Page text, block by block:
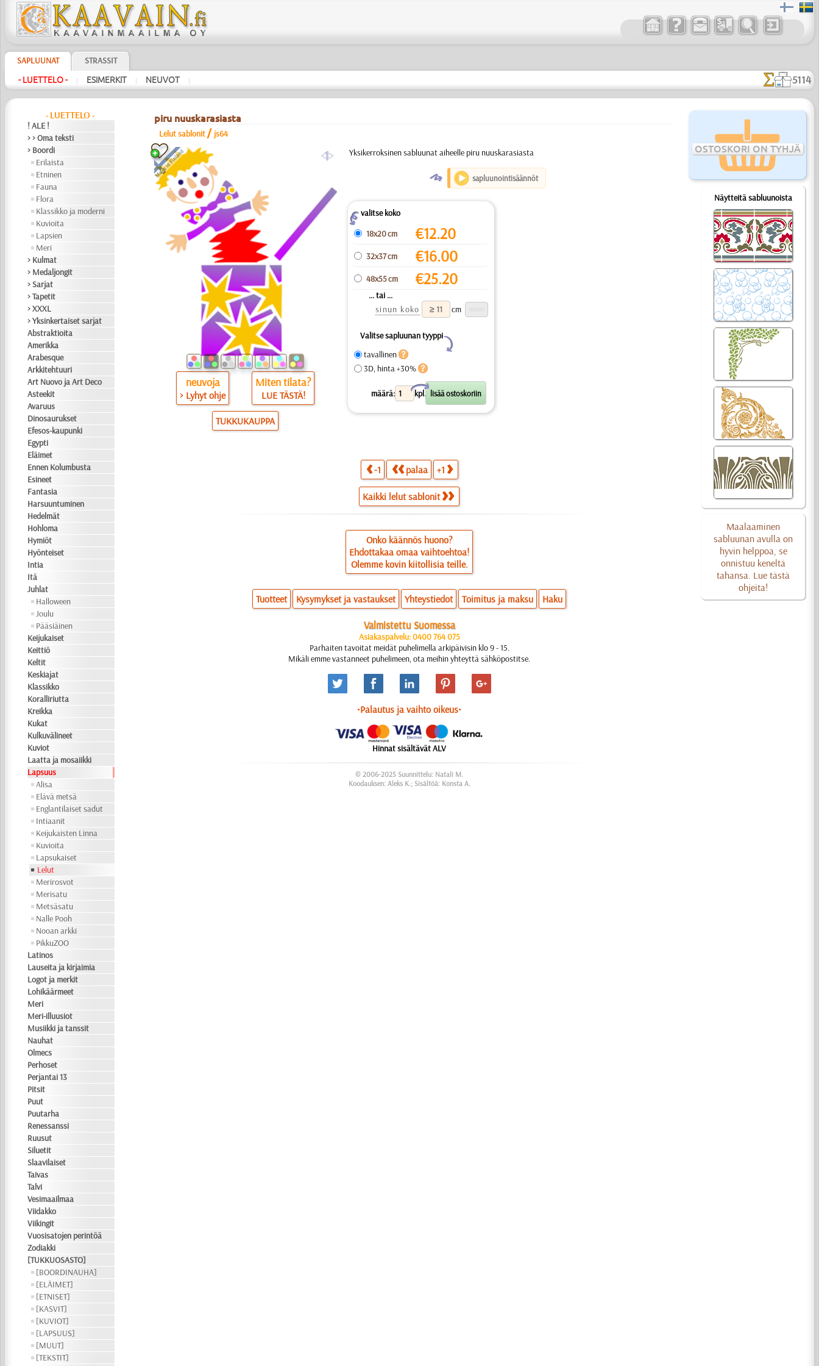
SAPLUUNAT STRASSIT
- LUETTELO - | ESIMERKIT | NEUVOT | 5114
- LUETTELO -
! ALE !
> > Oma teksti
> Boordi
Erilaista
Etninen
Fauna
Flora
Klassikko ja moderni
Kuvioita
Lapsien
Meri
> Kulmat
> Medaljongit
> Sarjat
> Tapetit
> XXXL
> Yksinkertaiset sarjat
Abstraktioita
Amerikka
Arabesque
Arkkitehtuuri
Art Nuovo ja Art Deco
Asteekit
Avaruus
Dinosaurukset
Efesos-kaupunki
Egypti
Eläimet
Ennen Kolumbusta
Esineet
Fantasia
Harsuuntuminen
Hedelmät
Hohloma
Hymiöt
Hyönteiset
Intia
Itä
Juhlat
Halloween
Joulu
Pääsiäinen
Keijukaiset
Keittiö
Keltit
Keskiajat
Klassikko
Koralliriutta
Kreikka
Kukat
Kulkuvälineet
Kuviot
Laatta ja mosaiikki
Lapsuus
Alisa
Elävä metsä
Englantilaiset sadut
Intiaanit
Keijukaisten Linna
Kuvioita
Lapsukaiset
Lelut
Merirosvot
Merisatu
Metsäsatu
Nalle Pooh
Nooan arkki
PikkuZOO
Latinos
Lauseita ja kirjaimia
Logot ja merkit
Lohikäärmeet
Meri
Meri-illuusiot
Musiikki ja tanssit
Nauhat
Olmecs
Perhoset
Perjantai 13
Pitsit
Puut
Puutarha
Renessanssi
Ruusut
Siluetit
Slaavilaiset
Taivas
Talvi
Vesimaailmaa
Viidakko
Viikingit
Vuosisatojen perintöä
Zodiakki
[TUKKUOSASTO]
[BOORDINAUHA]
[ELÄIMET]
[ETNISET]
[KASVIT]
[KUVIOT]
[LAPSUUS]
[MUUT]
[TEKSTIT]
OSTOSKORI ON TYHJÄ
Näytteitä sabluunoista
Maalaaminen
sabluunan avulla on
hyvin helppoa, se
onnistuu keneltä
tahansa. Lue tästä
ohjeita!
piru nuuskarasiasta
Lelut sablonit / js64
a
neuvoja
> Lyhyt ohje
Miten tilata?
LUE TÄSTÄ!
TUKKUKAUPPA
Yksikerroksinen sabluunat aiheelle piru nuuskarasiasta
O sapluunointisäännöt
Zvalitse koko
18x20 cm
€12.20
32x37 cm €16.00
48x55 cm €25.20
... tai ...
sinun koko
cm
Valitse sapluunan tyyppi
Y
tavallinen
3D, hinta +30%
määrä: kpl.
X
-1 palaa +1
Kaikki lelut sablonit
Onko käännös huono?
Ehdottakaa omaa vaihtoehtoa!
Olemme kovin kiitollisia teille.
Tuotteet Kysymykset ja vastaukset Yhteystiedot Toimitus ja maksu Haku
Valmistettu Suomessa
Asiakaspalvelu: 0400 764 075
Parhaiten tavoitat meidät puhelimella arkipäivisin klo 9 - 15.
Mikäli emme vastanneet puhelimeen, ota meihin yhteyttä sähköpostitse.
•Palautus ja vaihto oikeus•
Hinnat sisältävät ALV
© 2006-2025 Suunnittelu: Natali M.
Koodauksen: Aleks K.; Sisältöä: Konsta A.